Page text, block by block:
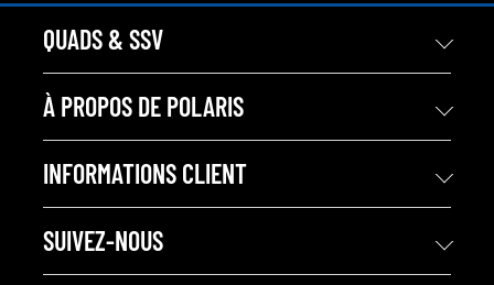
QUADS & SSV
À PROPOS DE POLARIS
INFORMATIONS CLIENT
SUIVEZ-NOUS